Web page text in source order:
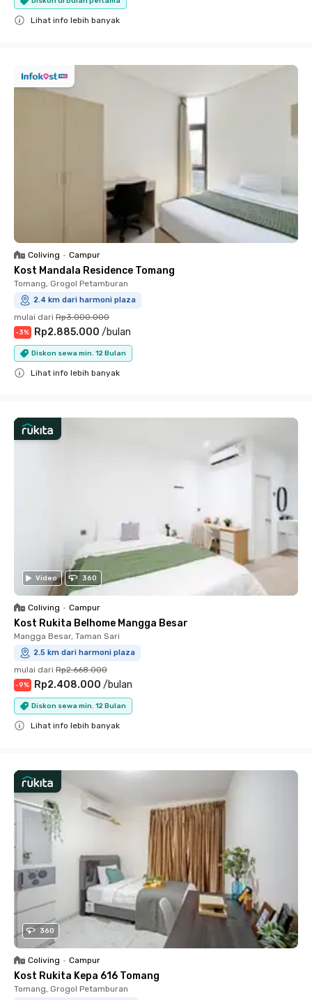
Lihat info lebih banyak
Coliving • Campur
Kost Mandala Residence Tomang
Tomang, Grogol Petamburan
2.4 km dari harmoni plaza
mulai dari Rp3.000.000
-3% Rp2.885.000 /bulan
Diskon sewa min. 12 Bulan
Lihat info lebih banyak
Video 360
Coliving • Campur
Kost Rukita Belhome Mangga Besar
Mangga Besar, Taman Sari
2.5 km dari harmoni plaza
mulai dari Rp2.668.000
-9% Rp2.408.000 /bulan
Diskon sewa min. 12 Bulan
Lihat info lebih banyak
360
Coliving • Campur
Kost Rukita Kepa 616 Tomang
Tomang, Grogol Petamburan